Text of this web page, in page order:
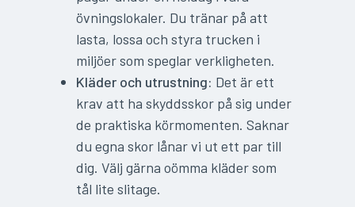
övningslokaler. Du tränar på att
lasta, lossa och styra trucken i
miljöer som speglar verkligheten.
Kläder och utrustning: Det är ett
krav att ha skyddsskor på sig under
de praktiska körmomenten. Saknar
du egna skor lånar vi ut ett par till
dig. Välj gärna oömma kläder som
tål lite slitage.